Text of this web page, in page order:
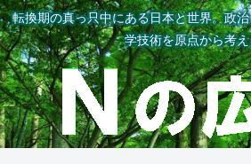
転換期の真っ只中にある日本と世界。政
学技術を原点から考